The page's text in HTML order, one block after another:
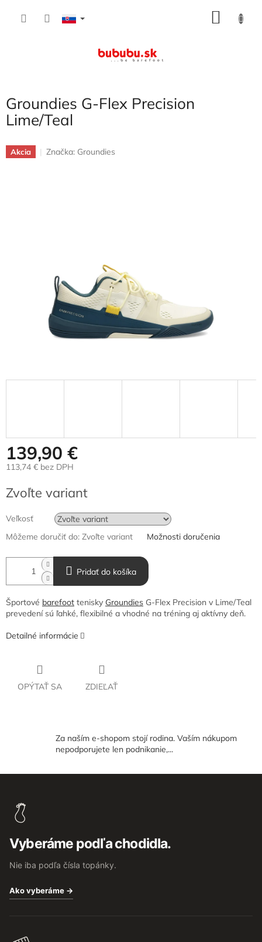
Groundies G-Flex Precision
Lime/Teal
Akcia Značka: Groundies
139,90 €
113,74 € bez DPH
cena:
Zvoľte variant
Veľkosť
Môžeme doručiť do: Zvoľte variant Možnosti doručenia
Pridať do košíka
Športové barefoot tenisky Groundies G-Flex Precision v Lime/Teal
prevedení sú ľahké, flexibilné a vhodné na tréning aj aktívny deň.
Detailné informácie
OPÝTAŤ SA ZDIEĽAŤ
Za naším e-shopom stojí rodina. Vaším nákupom
nepodporujete len podnikanie,...
Vyberáme podľa chodidla.
Nie iba podľa čísla topánky.
Ako vyberáme →